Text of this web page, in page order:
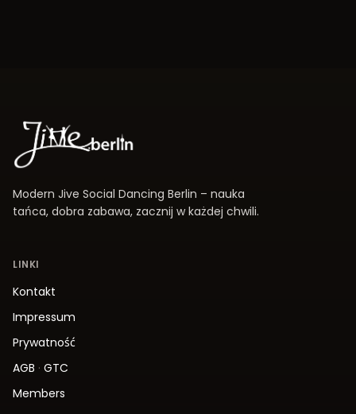
Modern Jive Social Dancing Berlin – nauka
tańca, dobra zabawa, zacznij w każdej chwili.
LINKI
Kontakt
Impressum
Prywatność
AGB · GTC
Members